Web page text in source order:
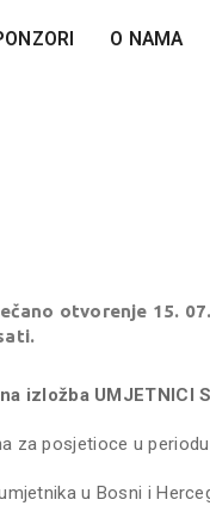
O NAMA
otvorenje 15.
izložba UMJETNICI
za posjetioce u
u Bosni i